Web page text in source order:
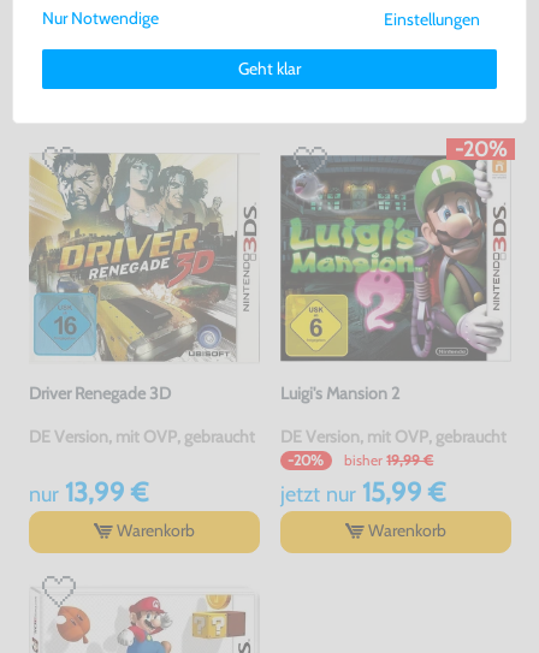
DAS HABEN ANDERE DAZU
GEKAUFT
Driver Renegade 3D
DE Version, mit OVP, gebraucht
nur13,99 €
Warenkorb
-20%
Luigi's Mansion 2
DE Version, mit OVP, gebraucht
-20% bisher 19,99 €
jetzt nur15,99 €
Warenkorb
Weitere Informationen zu den von uns verwendeten Cookies und
Deinen Rechten als Nutzer findest Du in unsererDaten­schutz­
Impressum.
Einstellungen
Geht klar
Nur Notwendige